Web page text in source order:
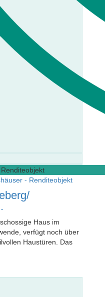
- Renditeobjekt
Haus im
verfügt noch über
Haustüren. Das